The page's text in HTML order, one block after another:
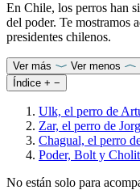
En Chile, los perros han
del poder. Te mostramos
presidentes chilenos.
Ver más
Ver menos
Índice + −
Ulk, el perro de
Zar, el perro de
Chagual, el perro
Poder, Bolt y
No están solo para